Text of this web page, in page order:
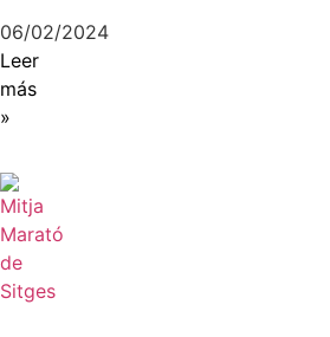
06/02/2024
Leer
más
»